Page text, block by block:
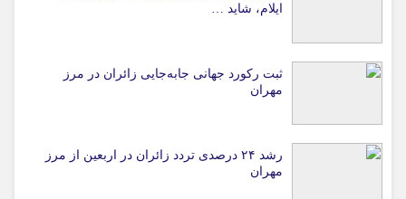
ایلام، شاید …
ثبت رکورد جهانی جابه‌جایی زائران در مرز
مهران
رشد ۲۴ درصدی تردد زائران در اربعین از مرز
مهران